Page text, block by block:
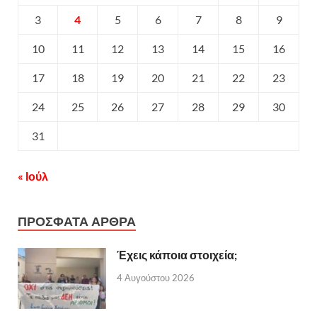
3 4 5 6 7 8 9
10 11 12 13 14 15 16
17 18 19 20 21 22 23
24 25 26 27 28 29 30
31
« Ιούλ
ΠΡΟΣΦΑΤΑ ΑΡΘΡΑ
Έχεις κάποια στοιχεία;
4 Αυγούστου 2026